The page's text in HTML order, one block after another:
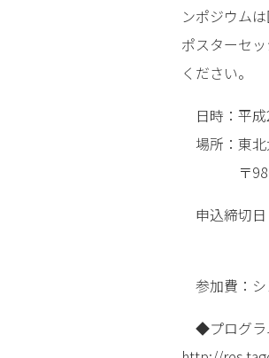
ンポジウム
ポスターセ
ください。
日時：平成
場所：東北
〒980-
申込締切日
参加
参加費：シ
◆プログラ